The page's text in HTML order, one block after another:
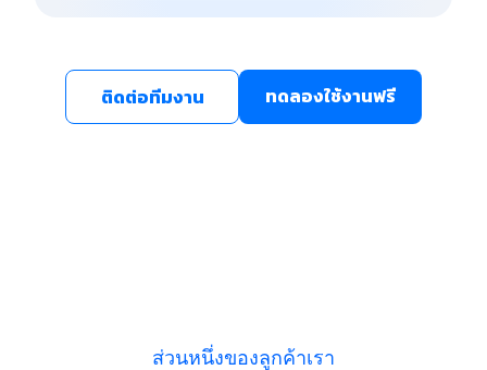
ติดต่อทีมงาน ทดลองใช้งานฟรี
ส่วนหนึ่งของลูกค้าเรา